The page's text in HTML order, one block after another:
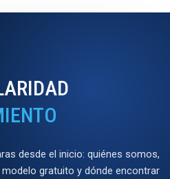
desde el inicio: quiénes somos,
gratuito y dónde encontrar